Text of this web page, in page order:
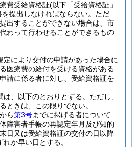
費受給資格証(以下「受給資格証」
提出しなければならない。 ただ
出することができない場合は、市
わって行わせることができるもの
定により交付の申請があった場合に
医療費の給付を受ける資格がある
請に係る者に対し、受給資格証を
、以下のとおりとする。 ただし、
ときは、この限りでない。
から第3号までに掲げる者について
障害者手帳の再認定年月及び知的
日又は受給資格証の交付の日以降
か早い日とする。